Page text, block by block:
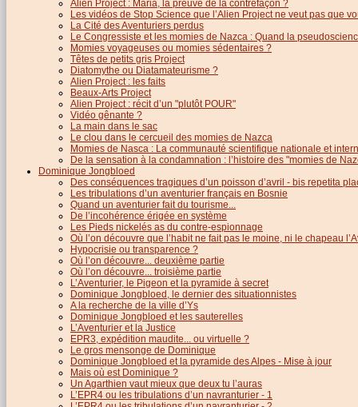
Alien Project : Maria, la preuve de la contrefaçon ?
Les vidéos de Stop Science que l’Alien Project ne veut pas que
La Cité des Aventuriers perdus
Le Congressiste et les momies de Nazca : Quand la
Momies voyageuses ou momies sédentaires ?
Têtes de petits gris Project
Diatomythe ou Diatamateurisme ?
Alien Project : les faits
Beaux-Arts Project
Alien Project : récit d’un "plutôt POUR"
Vidéo gênante ?
La main dans le sac
Le clou dans le cercueil des momies de Nazca
Momies de Nasca : La communauté scientifique nationale et
De la sensation à la condamnation : l’histoire des "momies de
Dominique Jongbloed
Des conséquences tragiques d’un poisson d’avril - bis repetita
Les tribulations d’un aventurier français en Bosnie
Quand un aventurier fait du tourisme...
De l’incohérence érigée en système
Les Pieds nickelés as du contre-espionnage
Où l’on découvre que l’habit ne fait pas le moine, ni le chapeau
Hypocrisie ou transparence ?
Où l’on découvre... deuxième partie
Où l’on découvre... troisième partie
L’Aventurier, le Pigeon et la pyramide à secret
Dominique Jongbloed, le dernier des situationnistes
A la recherche de la ville d’Ys
Dominique Jongbloed et les sauterelles
L’Aventurier et la Justice
EPR3, expédition maudite... ou virtuelle ?
Le gros mensonge de Dominique
Dominique Jongbloed et la pyramide des Alpes - Mise à jour
Mais où est Dominique ?
Un Agarthien vaut mieux que deux tu l’auras
L’EPR4 ou les tribulations d’un navranturier - 1